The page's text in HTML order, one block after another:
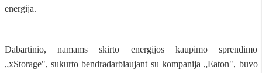
energija.
Dabartinio, namams skirto energijos kaupimo sprendimo
„xStorage", sukurto bendradarbiaujant su kompanija „Eaton", buvo